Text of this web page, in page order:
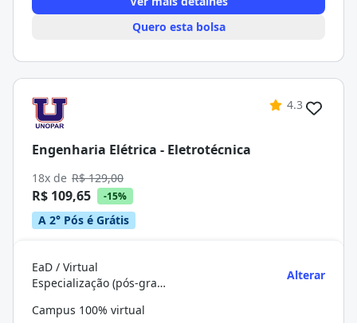
Quero esta bolsa
4.3
Engenharia Elétrica - Eletrotécnica
18x de R$ 129,00
R$ 109,65 -15%
A 2° Pós é Grátis
EaD / Virtual
Especialização (pós-graduação)
Alterar
Campus 100% virtual